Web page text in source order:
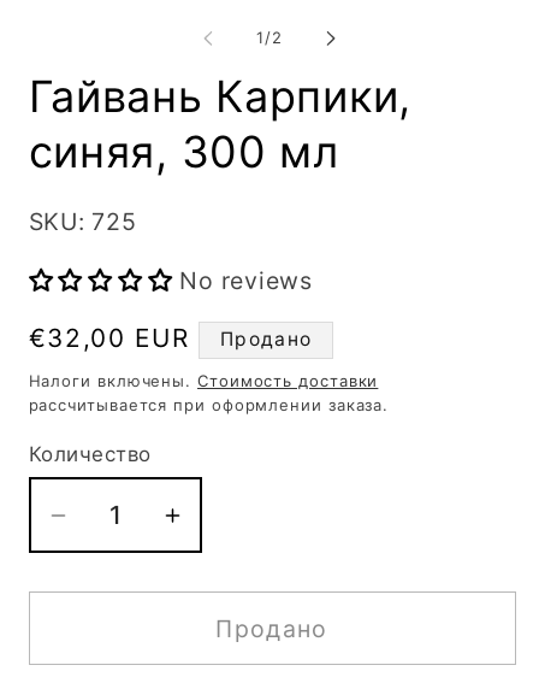
модальном
окне
1/из
2
Гайвань Карпики,
синяя, 300 мл
SKU: 725
No reviews
Обычная
цена
€32,00 EUR Продано
Налоги включены. Стоимость доставки
рассчитывается при оформлении заказа.
Количество
Количество
Уменьшить
количество
Гайвань
синяя,
Увеличить
количество
Гайвань
Карпики,
синяя,
Продано